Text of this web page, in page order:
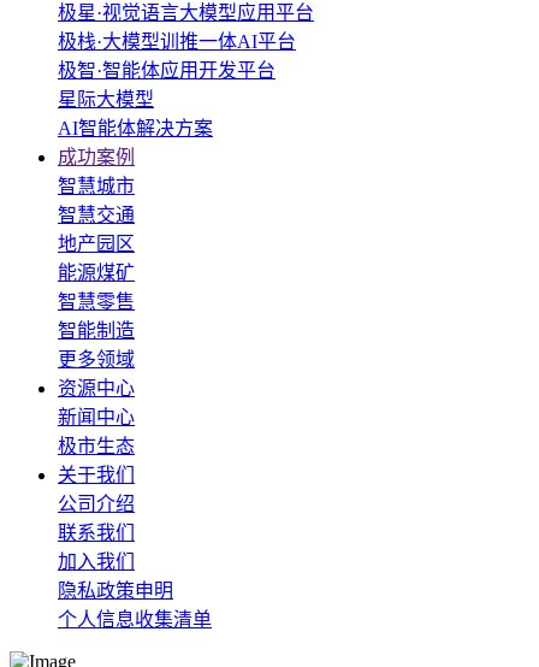
极星·视觉语言大模型应用平台
极栈·大模型训推一体AI平台
极智·智能体应用开发平台
星际大模型
AI智能体解决方案
成功案例
智慧城市
智慧交通
地产园区
能源煤矿
智慧零售
智能制造
更多领域
资源中心
新闻中心
极市生态
关于我们
公司介绍
联系我们
加入我们
隐私政策申明
个人信息收集清单